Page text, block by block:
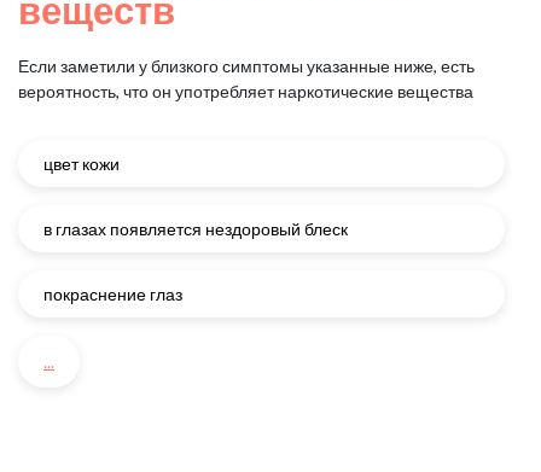
веществ
Если заметили у близкого симптомы указанные ниже, есть
вероятность, что он употребляет наркотические вещества
цвет кожи
в глазах появляется нездоровый блеск
покраснение глаз
...